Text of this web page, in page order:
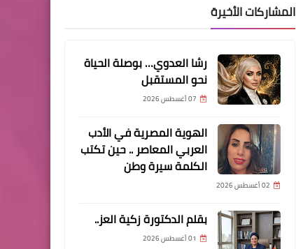
طرق و اساليب عمل شركات
السكراب
مقالات
منصة FORSA للمقايضة
والتجارة الذكية التي تعيد
تعريف البيع والشراء في
الشرق الأوسط
المشاركات الأخيرة
رشا العدوي… بوصلة الحياة
نحو المستقبل
07 أغسطس 2026
الهوية المصرية في الأدب
العربي المعاصر .. حين تكتب
الكلمة سيرة وطن
02 أغسطس 2026
بقلم الدكتورة زكية العز..
01 أغسطس 2026